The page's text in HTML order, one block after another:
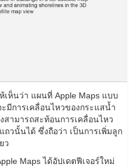
ห็นว่า แผนที่ Apple Maps แบบ
มีการเคลื่อนไหวของกระแสน้ำ
ามารถสะท้อนการเคลื่อนไหว
วนั้นได้ ซึ่งถือว่า เป็นการเพิ่มลูก
ว
Maps ได้อัปเดตฟีเจอร์ใหม่